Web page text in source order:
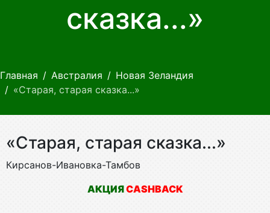
сказка...»
Главная Австралия
Новая Зеландия
«Старая, старая сказка...»
«Старая, старая сказка...»
Кирсанов-Ивановка-Тамбов
АКЦИЯCASHBACK